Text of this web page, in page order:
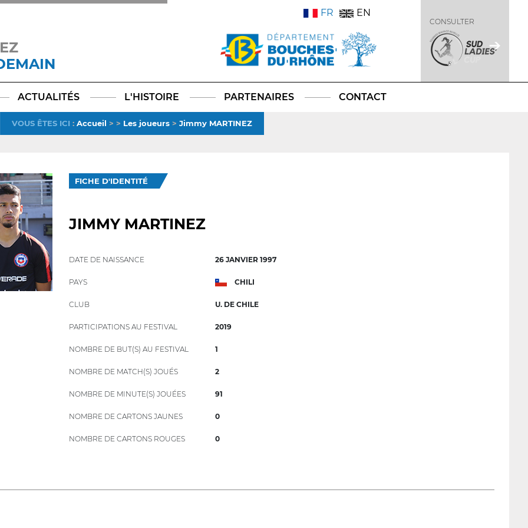
TikTokLinkedIn
X
FR EN
CONSULTER
ACTUALITÉS L'HISTOIRE PARTENAIRES CONTACT
VOUS ÊTES ICI : Accueil > > Les joueurs > Jimmy MARTINEZ
FICHE D'IDENTITÉ
JIMMY MARTINEZ
DATE DE NAISSANCE 26 JANVIER 1997
PAYS CHILI
CLUB U. DE CHILE
PARTICIPATIONS AU FESTIVAL 2019
NOMBRE DE BUT(S) AU FESTIVAL 1
NOMBRE DE MATCH(S) JOUÉS 2
NOMBRE DE MINUTE(S) JOUÉES 91
NOMBRE DE CARTONS JAUNES 0
NOMBRE DE CARTONS ROUGES 0